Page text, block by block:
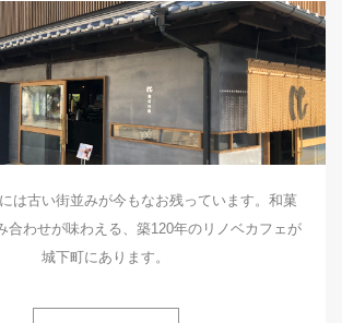
は古い街並みが今もなお残っています。和菓
合わせが味わえる、築120年のリノベカフェが
城下町にあります。